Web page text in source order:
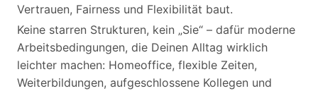
Vertrauen, Fairness und Flexibilität baut.
Keine starren Strukturen, kein „Sie“ – dafür moderne
Arbeitsbedingungen, die Deinen Alltag wirklich
leichter machen: Homeoffice, flexible Zeiten,
Weiterbildungen, aufgeschlossene Kollegen und